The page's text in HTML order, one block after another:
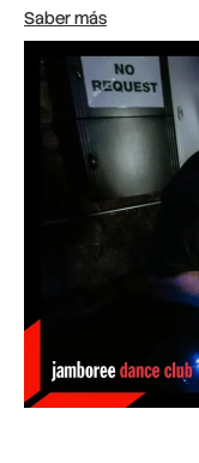
Saber más